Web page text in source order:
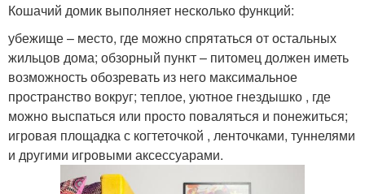
Кошачий домик выполняет несколько функций:
убежище – место, где можно спрятаться от остальных
жильцов дома; обзорный пункт – питомец должен иметь
возможность обозревать из него максимальное
пространство вокруг; теплое, уютное гнездышко , где
можно выспаться или просто поваляться и понежиться;
игровая площадка с когтеточкой , ленточками, туннелями
и другими игровыми аксессуарами.